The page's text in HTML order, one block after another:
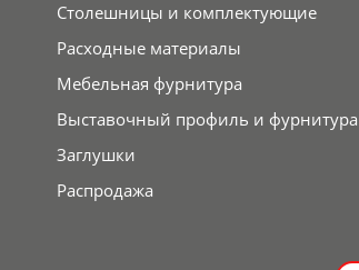
Столешницы и комплектующие
Расходные материалы
Мебельная фурнитура
Выставочный профиль и фурнитура
Заглушки
Распродажа